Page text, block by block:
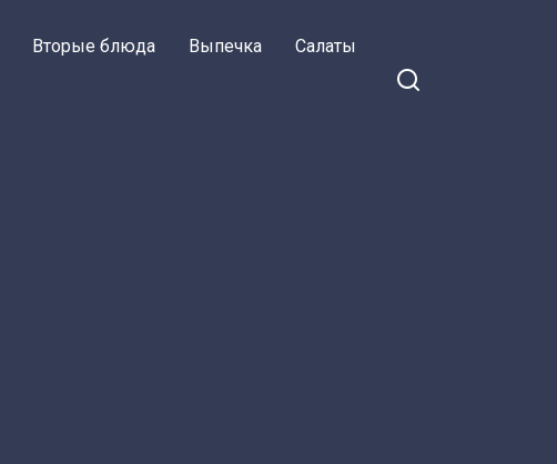
Вторые блюда Выпечка Салаты